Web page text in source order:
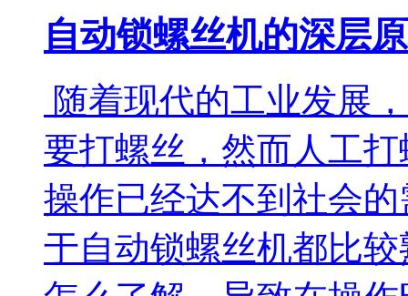
自动锁螺丝机的深层
随着现代的工业发展
要打螺丝，然而人工
操作已经达不到社会
于自动锁螺丝机都比